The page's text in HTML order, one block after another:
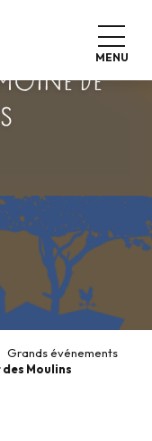
MENU
DE
Grands événements
Moulins